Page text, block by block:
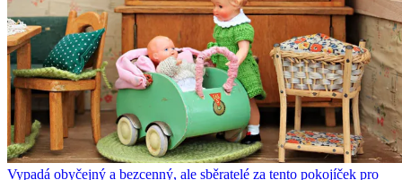
Vypadá obyčejný a bezcenný, ale sběratelé za tento pokojíček pro